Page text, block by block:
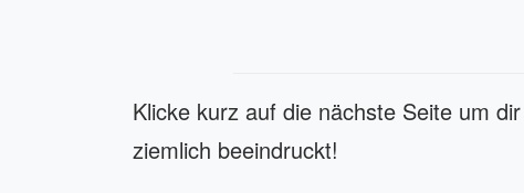
Klicke kurz auf die nächste Seite um
ziemlich beeindruckt!